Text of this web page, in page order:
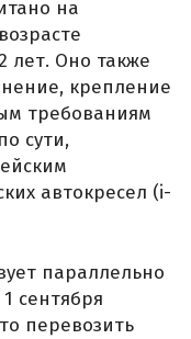
на
лет. Оно также
крепление
требованиям
сути,
автокресел (i-
параллельно
сентября
перевозить